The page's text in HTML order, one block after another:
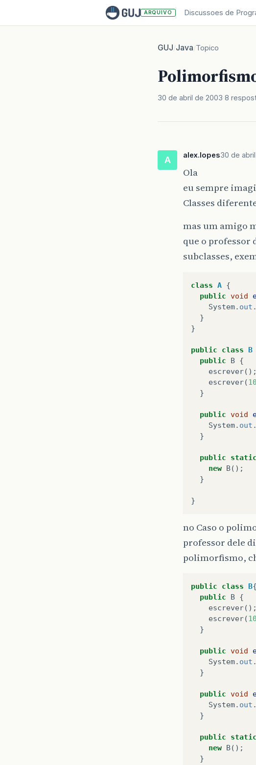
ARQUIVO Discussoes de
GUJ/Java/Topico
30 de abril de 2003 8
A alex.lopes30 de
Ola
eu sempre
Classes
mas um amigo
que o professor
subclasses,
class A {
public void
System. out .
}
}
public class B
public
B {
escrever();
escrever(10
}
public void
System. out .
}
public static
new B();
}
}
no Caso o
professor dele
polimorfismo,
public class B{
public
B {
escrever();
escrever(10
}
public void
System. out .
}
public void
System. out .
}
public static
new B();
}